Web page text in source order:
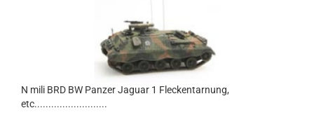
N mili BRD BW Panzer Jaguar 1 Fleckentarnung,
etc..........................